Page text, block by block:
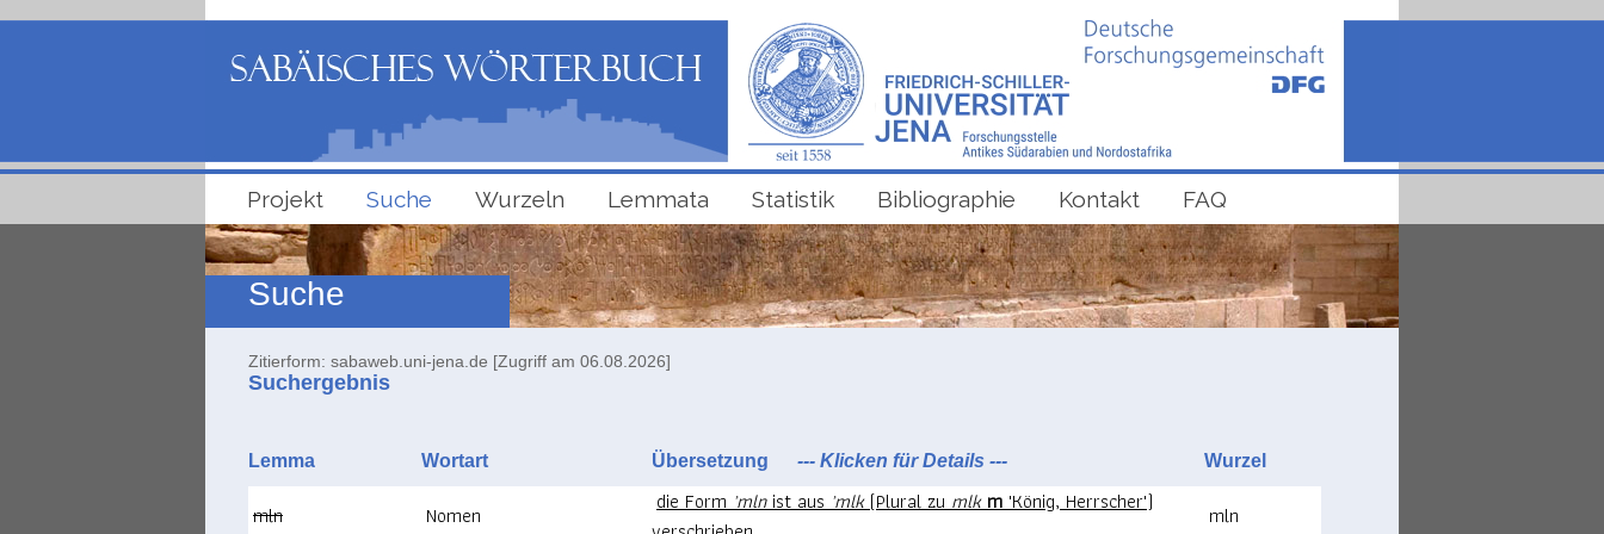
Projekt Suche Wurzeln Lemmata Statistik Bibliographie Kontakt FAQ
Suche
Zitierform: sabaweb.uni-jena.de [Zugriff am 06.08.2026]
Suchergebnis
Lemma Wortart Übersetzung --- Klicken für Details --- Wurzel
mln Nomen die Formʾmlnist ausʾmlk(Plural zumlk m'König, Herrscher')
mln